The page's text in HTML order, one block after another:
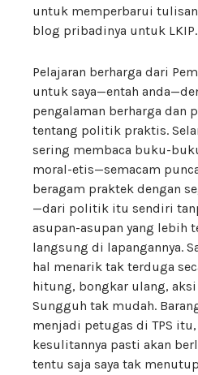
untuk memperbarui
blog pribadinya untuk LKIP.
Pelajaran berharga dari
untuk saya—entah
pengalaman berharga dan
tentang politik praktis.
sering membaca buku-
moral-etis—semacam
beragam praktek dengan
—dari politik itu sendiri
asupan-asupan yang lebih
langsung di lapangannya.
hal menarik tak terduga
hitung, bongkar ulang,
Sungguh tak mudah.
menjadi petugas di TPS
kesulitannya pasti akan
tentu saja saya tak